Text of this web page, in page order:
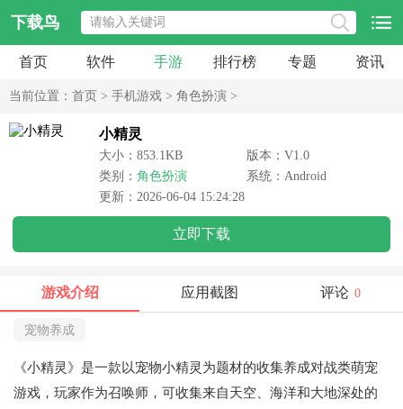
下载鸟
首页 软件 手游 排行榜 专题 资讯
当前位置： 首页 > 手机游戏 > 角色扮演 >
小精灵
大小：853.1KB
版本：V1.0
类别： 角色扮演
系统：Android
更新：2026-06-04 15:24:28
立即下载
游戏介绍 应用截图 评论 0
宠物养成
《小精灵》是一款以宠物小精灵为题材的收集养成对战类萌宠
游戏，玩家作为召唤师，可收集来自天空、海洋和大地深处的